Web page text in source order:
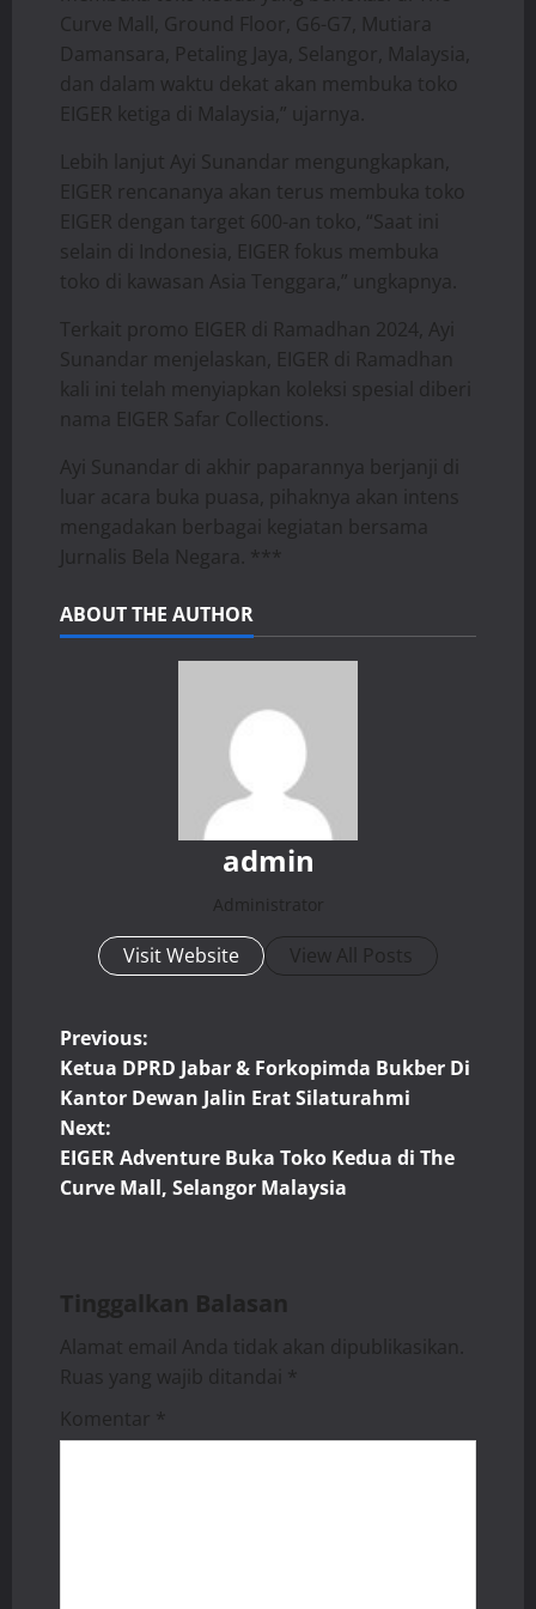
Curve Mall, Ground Floor, G6-G7, Mutiara
Damansara, Petaling Jaya, Selangor, Malaysia,
dan dalam waktu dekat akan membuka toko
EIGER ketiga di Malaysia,” ujarnya.
Lebih lanjut Ayi Sunandar mengungkapkan,
EIGER rencananya akan terus membuka toko
EIGER dengan target 600-an toko, “Saat ini
selain di Indonesia, EIGER fokus membuka
toko di kawasan Asia Tenggara,” ungkapnya.
Terkait promo EIGER di Ramadhan 2024, Ayi
Sunandar menjelaskan, EIGER di Ramadhan
kali ini telah menyiapkan koleksi spesial diberi
nama EIGER Safar Collections.
Ayi Sunandar di akhir paparannya berjanji di
luar acara buka puasa, pihaknya akan intens
mengadakan berbagai kegiatan bersama
Jurnalis Bela Negara. ***
ABOUT THE AUTHOR
admin
Administrator
Visit Website View All Posts
P
o
s
t
a
v
i
g
Previous:
Ketua DPRD Jabar & Forkopimda Bukber Di
Kantor Dewan Jalin Erat Silaturahmi
Next:
EIGER Adventure Buka Toko Kedua di The
Curve Mall, Selangor Malaysia
Tinggalkan Balasan
Alamat email Anda tidak akan dipublikasikan.
Ruas yang wajib ditandai
*
Komentar *